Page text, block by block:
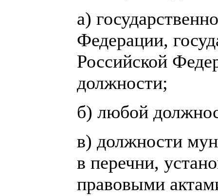
а)
Федерации,
Российской
должности;
б) любой
в) должности
в перечни,
правовыми